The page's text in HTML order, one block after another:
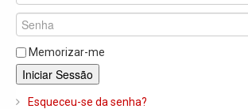
Solar
Termoacumuladores e Depósitos de
Ar Condicionado
Memorizar-me
Iniciar Sessão
Esqueceu-se da senha?